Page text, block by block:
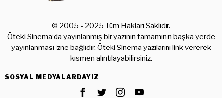
© 2005 - 2025 Tüm Hakları Saklıdır.
Öteki Sinema‘da yayınlanmış bir yazının tamamının başka yerde
yayınlanması izne bağlıdır. Öteki Sinema yazılarını link vererek
kısmen alıntılayabilirsiniz.
SOSYAL MEDYALARDAYIZ